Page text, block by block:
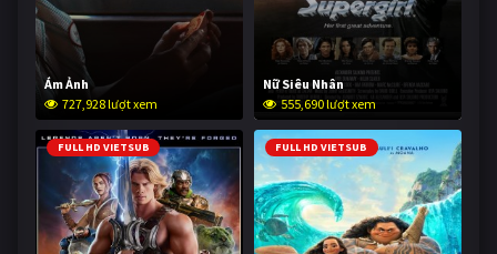
Ám Ảnh
727,928 lượt xem
Nữ Siêu Nhân
555,690 lượt xem
FULL HD VIETSUB FULL HD VIETSUB